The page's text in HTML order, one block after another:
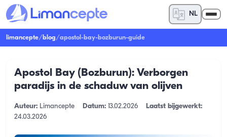
NL
limancepte/blog/apostol-bay-bozburun-guide
Apostol Bay (Bozburun): Verborgen
paradijs in de schaduw van olijven
Auteur: Limancepte Datum: 13.02.2026
Laatst bijgewerkt:
24.03.2026